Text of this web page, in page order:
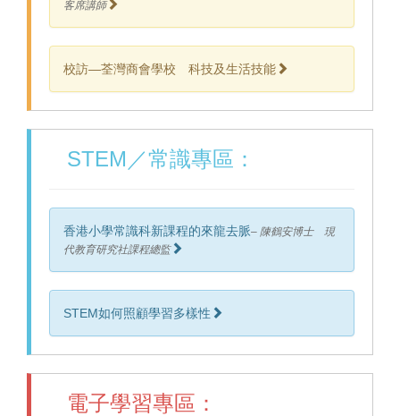
客席講師
校訪—荃灣商會學校 科技及生活技能
STEM／常識專區：
香港小學常識科新課程的來龍去脈– 陳鶴安博士 現
代教育研究社課程總監
STEM如何照顧學習多樣性
電子學習專區：